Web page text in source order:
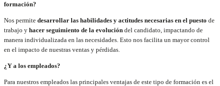
formación?
Nos permite desarrollar las habilidades y actitudes necesarias en el puesto de
trabajo y hacer seguimiento de la evolución del candidato, impactando de
manera individualizada en las necesidades. Esto nos facilita un mayor control
en el impacto de nuestras ventas y pérdidas.
¿Y a los empleados?
Para nuestros empleados las principales ventajas de este tipo de formación es el